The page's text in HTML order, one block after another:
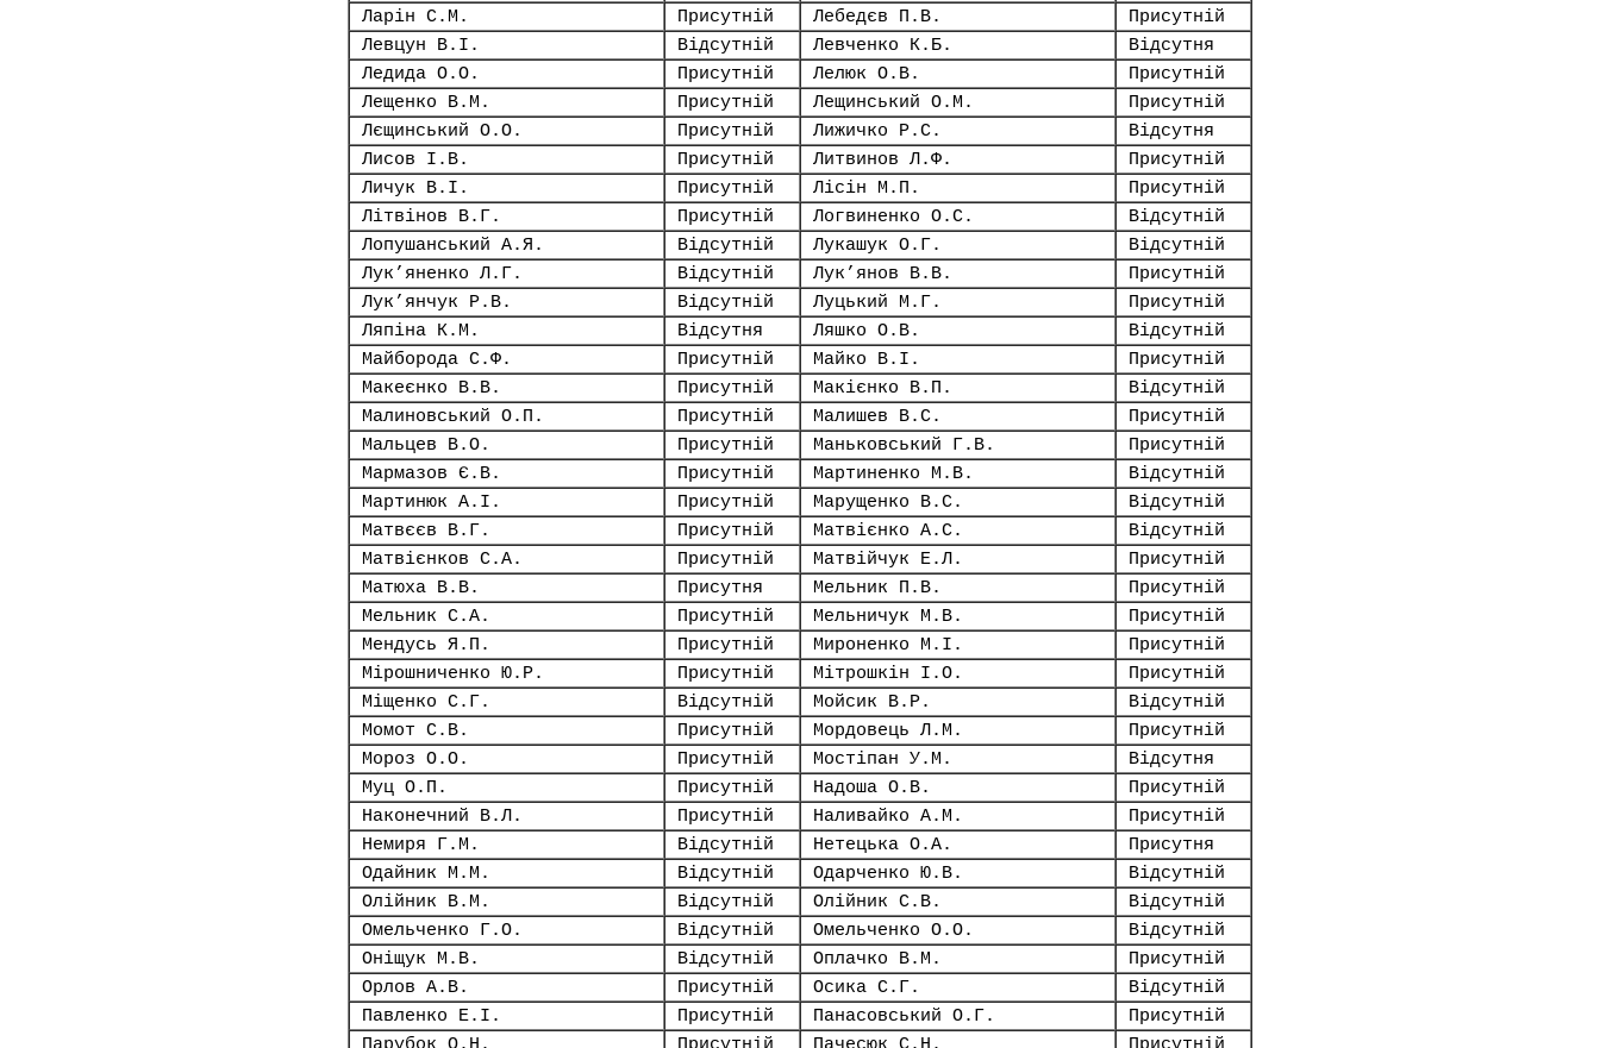
Ларін С.М.
Присутній Лебедєв П.В.
Присутній
Левцун В.І.
Відсутній Левченко К.Б.
Відсутня
Ледида О.О.
Присутній Лелюк О.В.
Присутній
Лещенко В.М.
Присутній Лещинський О.М.
Присутній
Лєщинський О.О.
Присутній Лижичко Р.С.
Відсутня
Лисов І.В.
Присутній Литвинов Л.Ф.
Присутній
Личук В.І.
Присутній Лісін М.П.
Присутній
Літвінов В.Г.
Присутній Логвиненко О.С.
Відсутній
Лопушанський А.Я.
Відсутній Лукашук О.Г.
Відсутній
Лук’яненко Л.Г.
Відсутній Лук’янов В.В.
Присутній
Лук’янчук Р.В.
Відсутній Луцький М.Г.
Присутній
Ляпіна К.М.
Відсутня Ляшко О.В.
Відсутній
Майборода С.Ф.
Присутній Майко В.І.
Присутній
Макеєнко В.В.
Присутній Макієнко В.П.
Відсутній
Малиновський О.П.
Присутній Малишев В.С.
Присутній
Мальцев В.О.
Присутній Маньковський Г.В.
Присутній
Мармазов Є.В.
Присутній Мартиненко М.В.
Відсутній
Мартинюк А.І.
Присутній Марущенко В.С.
Відсутній
Матвєєв В.Г.
Присутній Матвієнко А.С.
Відсутній
Матвієнков С.А.
Присутній Матвійчук Е.Л.
Присутній
Матюха В.В.
Присутня Мельник П.В.
Присутній
Мельник С.А.
Присутній Мельничук М.В.
Присутній
Мендусь Я.П.
Присутній Мироненко М.І.
Присутній
Мірошниченко Ю.Р.
Присутній Мітрошкін І.О.
Присутній
Міщенко С.Г.
Відсутній Мойсик В.Р.
Відсутній
Момот С.В.
Присутній Мордовець Л.М.
Присутній
Мороз О.О.
Присутній Мостіпан У.М.
Відсутня
Муц О.П.
Присутній Надоша О.В.
Присутній
Наконечний В.Л.
Присутній Наливайко А.М.
Присутній
Немиря Г.М.
Відсутній Нетецька О.А.
Присутня
Одайник М.М.
Відсутній Одарченко Ю.В.
Відсутній
Олійник В.М.
Відсутній Олійник С.В.
Відсутній
Омельченко Г.О.
Відсутній Омельченко О.О.
Відсутній
Оніщук М.В.
Відсутній Оплачко В.М.
Присутній
Орлов А.В.
Присутній Осика С.Г.
Відсутній
Павленко Е.І.
Присутній Панасовський О.Г.
Присутній